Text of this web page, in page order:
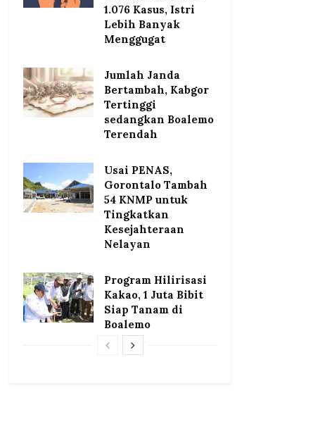
1.076 Kasus, Istri
Lebih Banyak
Menggugat
Jumlah Janda
Bertambah, Kabgor
Tertinggi
sedangkan Boalemo
Terendah
Usai PENAS,
Gorontalo Tambah
54 KNMP untuk
Tingkatkan
Kesejahteraan
Nelayan
Program Hilirisasi
Kakao, 1 Juta Bibit
Siap Tanam di
Boalemo